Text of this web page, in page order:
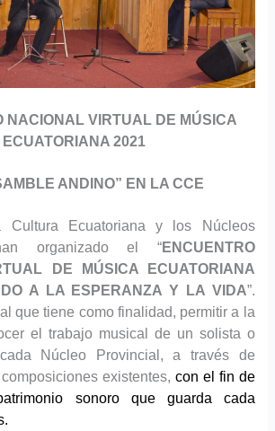
NACIONAL VIRTUAL DE MÚSICA
ECUATORIANA 2021
ANDINO” EN LA CCE
Ecuatoriana y los Núcleos
organizado el “ENCUENTRO
DE MÚSICA ECUATORIANA
A LA ESPERANZA Y LA VIDA”.
que tiene como finalidad, permitir a la
el trabajo musical de un solista o
Núcleo Provincial, a través de
existentes, con el fin de
sonoro que guarda cada